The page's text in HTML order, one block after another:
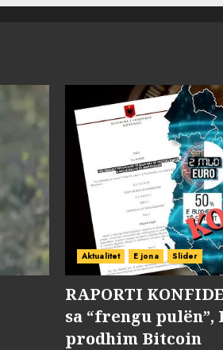
Aktualitet E jona Slider
RAPORTI
sa “frengu
prodhim Bitcoin